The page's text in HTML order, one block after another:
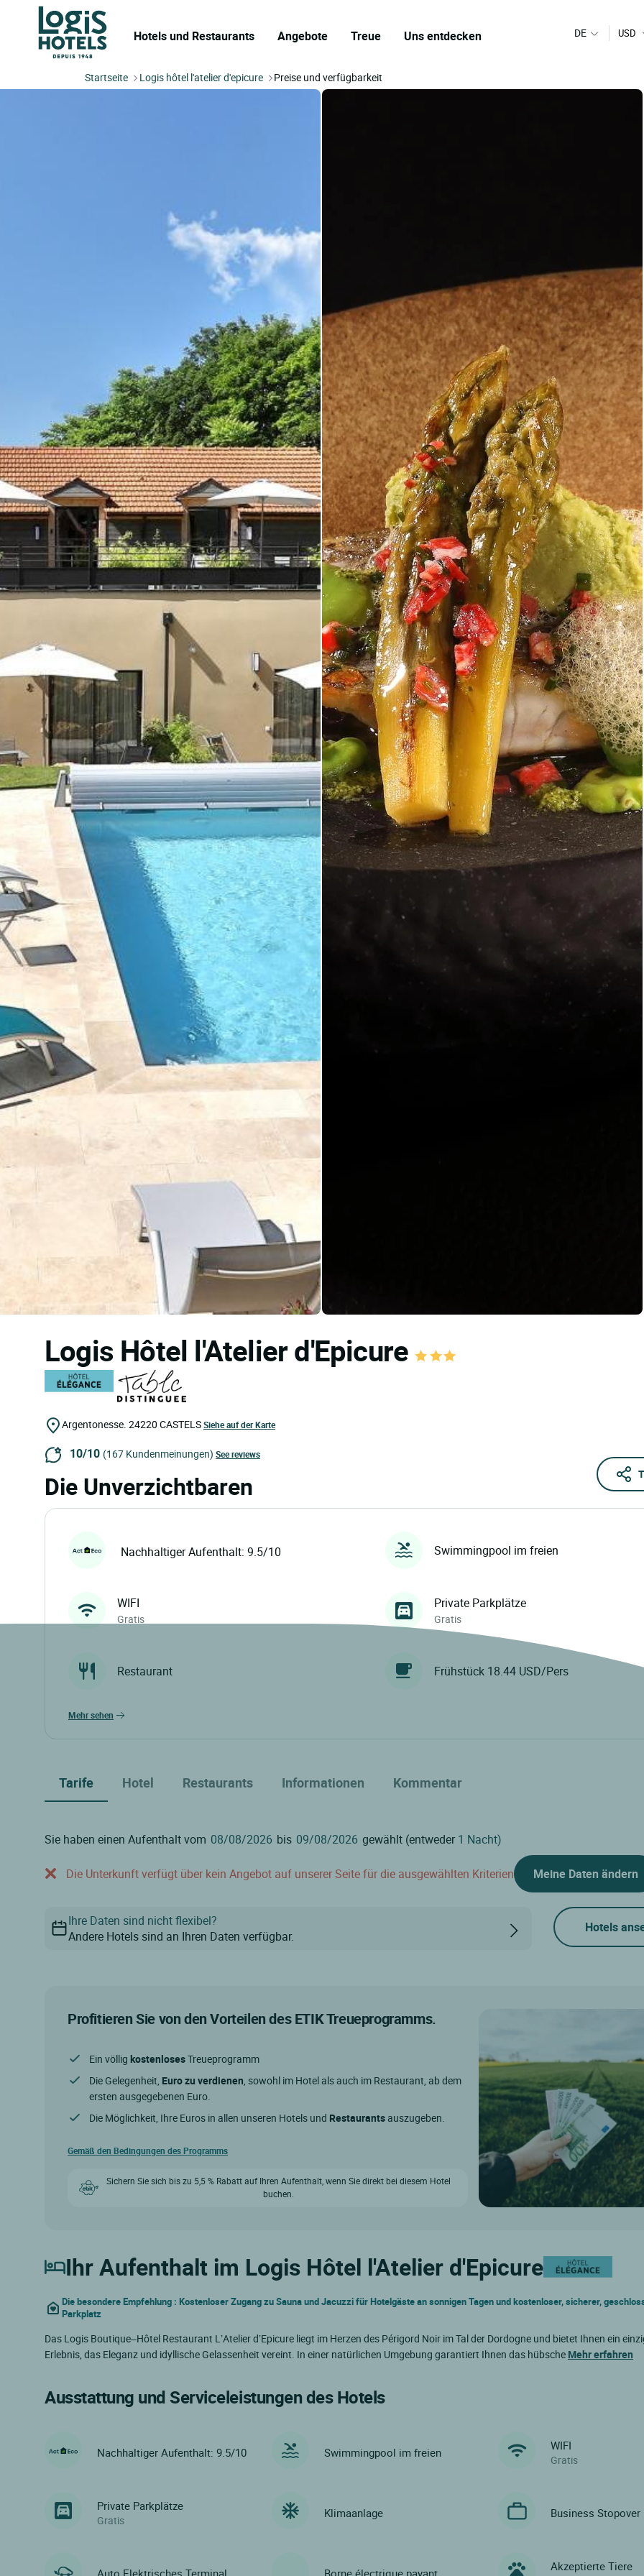
Hotels und Restaurants Angebote Treue Uns entdecken DE USD
Startseite Logis hôtel l'atelier d'epicure Preise und verfügbarkeit
Logis Hôtel l'Atelier d'Epicure
Argentonesse. 24220 CASTELSSiehe auf der Karte
10/10 (167 Kundenmeinungen) See reviews
Die Unverzichtbaren
Nachhaltiger Aufenthalt: 9.5/10 Swimmingpool im freien
WIFI
Gratis
Private Parkplätze
Gratis
Restaurant Frühstück 18.44 USD/Pers
mehr sehen
Tarife Hotel Restaurants Informationen Kommentar
Sie haben einen Aufenthalt vom bis gewählt (entweder1 Nacht)
Die Unterkunft verfügt über kein Angebot auf unserer Seite für die ausgewählten Kriterien Meine Daten ändern
Ihre Daten sind nicht flexibel?
Andere Hotels sind an Ihren Daten verfügbar.
Hotels
Profitieren Sie von den Vorteilen des ETIK Treueprogramms.
Ein völlig kostenlosesTreueprogramm
Die Gelegenheit, Euro zu verdienen, sowohl im Hotel als auch im Restaurant, ab dem
ersten ausgegebenen Euro.
Die Möglichkeit, Ihre Euros in allen unseren Hotels und Restaurantsauszugeben.
Gemäß den Bedingungen des Programms
Sichern Sie sich bis zu 5,5 % Rabatt auf Ihren Aufenthalt, wenn Sie direkt bei diesem Hotel
buchen.
Ihr Aufenthalt im Logis Hôtel l'Atelier d'Epicure
Die besondere Empfehlung : Kostenloser Zugang zu Sauna und Jacuzzi für Hotelgäste an sonnigen Tagen und kostenloser, sicherer,
Parkplatz
Das Logis Boutique–Hôtel Restaurant L’Atelier d’Epicure liegt im Herzen des Périgord Noir im Tal der Dordogne und bietet Ihnen ein
Erlebnis, das Eleganz und idyllische Gelassenheit vereint. In einer natürlichen Umgebung garantiert Ihnen das hübsche Mehr erfahren
Ausstattung und Serviceleistungen des Hotels
Nachhaltiger Aufenthalt: 9.5/10 Swimmingpool im freien WIFI
Gratis
Private Parkplätze
Gratis
Klimaanlage Business Stopover
Auto Elektrisches Terminal Borne électrique payant Akzeptierte Tiere